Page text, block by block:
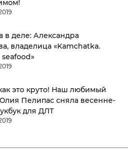
деле: Александра
владелица «Kamchatka.
это круто! Наш любимый
Пелипас сняла весенне-
для ДЛТ